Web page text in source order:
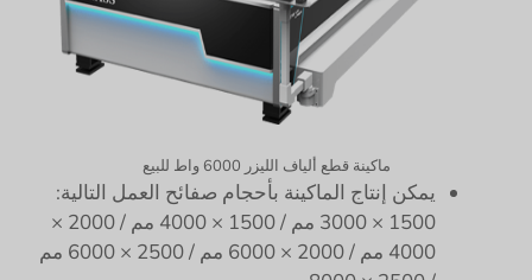
ماكينة قطع ألياف الليزر 6000 واط للبيع
يمكن إنتاج الماكينة بأحجام صفائح العمل التالية:
1500 × 3000 مم / 1500 × 4000 مم / 2000 ×
4000 مم / 2000 × 6000 مم / 2500 × 6000 مم